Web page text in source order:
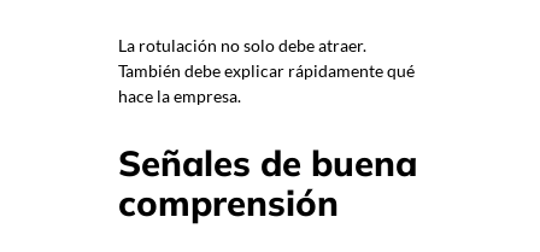
La rotulación no solo debe atraer.
También debe explicar rápidamente qué
hace la empresa.
Señales de buena
comprensión